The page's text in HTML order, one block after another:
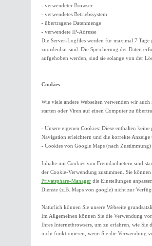
- verwendeter Browser
- verwendetes Betriebssystem
- übertragene Datenmenge
- verwendete IP-Adresse
Die Server-Logfiles werden für maximal 7 Tage
zuordenbar sind. Die Speicherung der Daten
aufgehoben werden, sind sie solange von der
Cookies
Wie viele andere Webseiten verwenden wir
starten oder Viren auf einen Computer zu
- Unsere eigenen Cookies: Diese enthalten
Navigation erleichtern und die korrekte Anzeige
- Cookies von Google Maps (nach Zustimmung)
Inhalte mit Cookies von Fremdanbietern sind
der Cookie-Verwendung zustimmen. Sie
Privatsphäre-Managerdie Einstellungen
Dienste (z.B. Maps von google) nicht zur
Natürlich können Sie unsere Webseite
Im Allgemeinen können Sie die Verwendung
Ihres Internetbrowsers, um zu erfahren, wie Sie
nicht funktionieren, wenn Sie die Verwendung